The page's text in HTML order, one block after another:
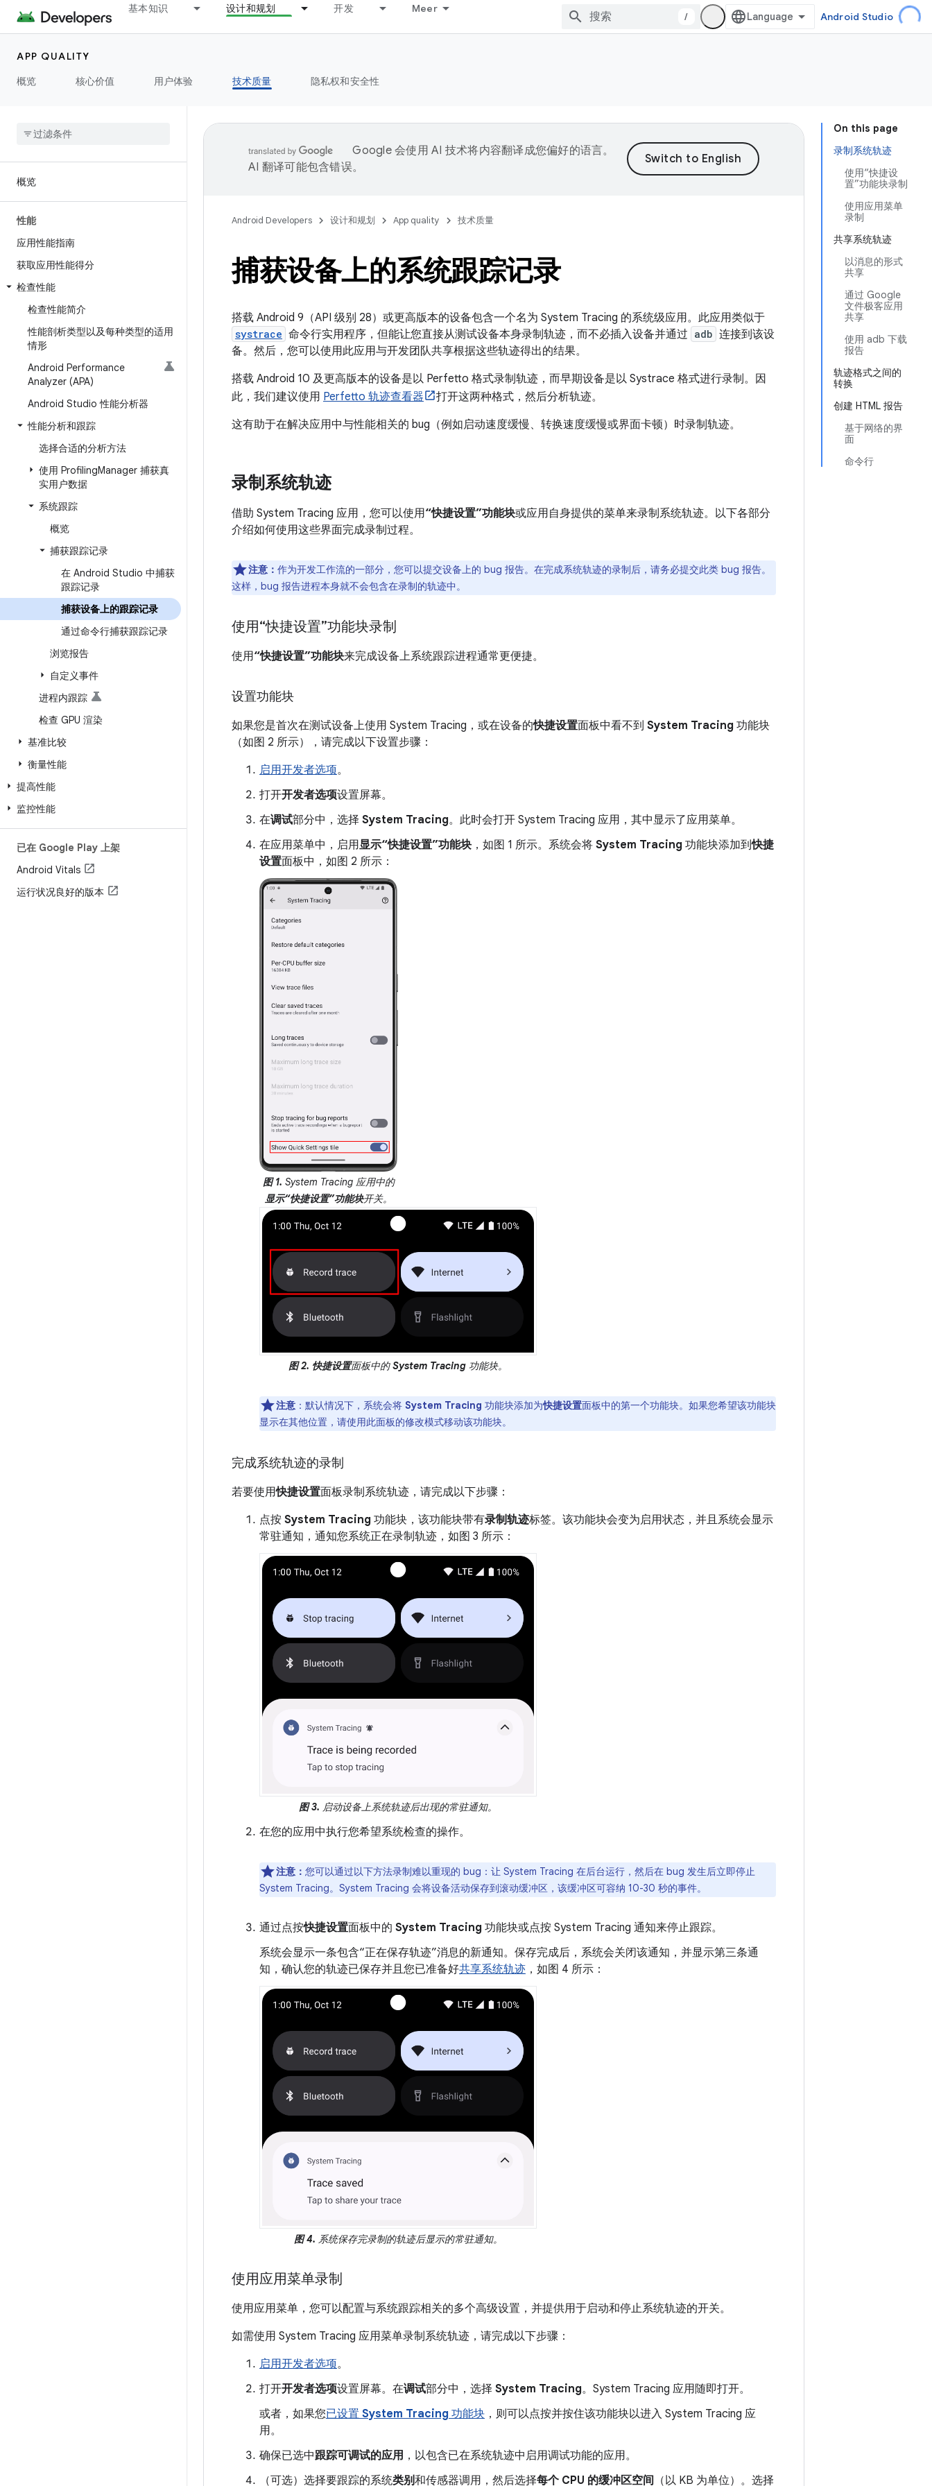
基本知识 设计和规划 开发 Meer
/ Android Studio
APP QUALITY
概览
核心价值 用户体验 技术质量 隐私权和安全性
概览
性能
应用性能指南
获取应用性能得分
检查性能
检查性能简介
性能剖析类型以及每种类型的适用
情形
Android Performance
Analyzer (APA)
Android Studio 性能分析器
性能分析和跟踪
选择合适的分析方法
使用 ProfilingManager 捕获真
实用户数据
系统跟踪
概览
捕获跟踪记录
在 Android Studio 中捕获
跟踪记录
捕获设备上的跟踪记录
通过命令行捕获跟踪记录
浏览报告
自定义事件
进程内跟踪
检查 GPU 渲染
基准比较
衡量性能
提高性能
监控性能
已在 Google Play 上架
Android Vitals
运行状况良好的版本
On this page
录制系统轨迹
使用“快捷设
置”功能块录制
使用应用菜单
录制
共享系统轨迹
以消息的形式
共享
通过 Google
文件极客应用
共享
使用 adb 下载
报告
轨迹格式之间的
转换
创建 HTML 报告
基于网络的界
面
命令行
Google 会使用 AI 技术将内容翻译成您偏好的语言。
AI 翻译可能包含错误。
Android Developers 设计和规划 App quality 技术质量
捕获设备上的系统跟踪记录
搭载 Android 9（API 级别 28）或更高版本的设备包含一个名为 System Tracing 的系统级应用。此应用类似于
systrace 命令行实用程序，但能让您直接从测试设备本身录制轨迹，而不必插入设备并通过 adb 连接到该设
备。然后，您可以使用此应用与开发团队共享根据这些轨迹得出的结果。
搭载 Android 10 及更高版本的设备是以 Perfetto 格式录制轨迹，而早期设备是以 Systrace 格式进行录制。因
此，我们建议使用 Perfetto 轨迹查看器
打开这两种格式，然后分析轨迹。
这有助于在解决应用中与性能相关的 bug（例如启动速度缓慢、转换速度缓慢或界面卡顿）时录制轨迹。
录制系统轨迹
借助 System Tracing 应用，您可以使用“快捷设置”功能块或应用自身提供的菜单来录制系统轨迹。以下各部分
介绍如何使用这些界面完成录制过程。
注意： 作为开发工作流的一部分，您可以提交设备上的 bug 报告。在完成系统轨迹的录制后，请务必提交此类 bug 报告。
这样，bug 报告进程本身就不会包含在录制的轨迹中。
使用“快捷设置”功能块录制
使用“快捷设置”功能块来完成设备上系统跟踪进程通常更便捷。
设置功能块
如果您是首次在测试设备上使用 System Tracing，或在设备的快捷设置面板中看不到 System Tracing 功能块
（如图 2 所示），请完成以下设置步骤：
启用开发者选项。
打开开发者选项设置屏幕。
在调试部分中，选择 System Tracing。此时会打开 System Tracing 应用，其中显示了应用菜单。
在应用菜单中，启用显示“快捷设置”功能块 ，如图 1 所示。系统会将 System Tracing 功能块添加到快捷
设置面板中，如图 2 所示：
图 1. System Tracing 应用中的
显示“快捷设置”功能块开关。
图 2. 快捷设置面板中的System Tracing 功能块。
注意 ：默认情况下，系统会将 System Tracing 功能块添加为快捷设置面板中的第一个功能块。如果您希望该功能块
显示在其他位置，请使用此面板的修改模式移动该功能块。
完成系统轨迹的录制
若要使用快捷设置面板录制系统轨迹，请完成以下步骤：
点按 System Tracing 功能块，该功能块带有录制轨迹标签。该功能块会变为启用状态，并且系统会显示
常驻通知，通知您系统正在录制轨迹，如图 3 所示：
图 3. 启动设备上系统轨迹后出现的常驻通知。
在您的应用中执行您希望系统检查的操作。
注意： 您可以通过以下方法录制难以重现的 bug：让 System Tracing 在后台运行，然后在 bug 发生后立即停止
System Tracing。System Tracing 会将设备活动保存到滚动缓冲区，该缓冲区可容纳 10-30 秒的事件。
通过点按快捷设置面板中的 System Tracing 功能块或点按 System Tracing 通知来停止跟踪。
系统会显示一条包含“正在保存轨迹”消息的新通知。保存完成后，系统会关闭该通知，并显示第三条通
知，确认您的轨迹已保存并且您已准备好共享系统轨迹 ，如图 4 所示：
图 4. 系统保存完录制的轨迹后显示的常驻通知。
使用应用菜单录制
使用应用菜单，您可以配置与系统跟踪相关的多个高级设置，并提供用于启动和停止系统轨迹的开关。
如需使用 System Tracing 应用菜单录制系统轨迹，请完成以下步骤：
启用开发者选项。
打开开发者选项设置屏幕。在调试部分中，选择 System Tracing。System Tracing 应用随即打开。
或者，如果您已设置 System Tracing 功能块 ，则可以点按并按住该功能块以进入 System Tracing 应
用。
确保已选中跟踪可调试的应用 ，以包含已在系统轨迹中启用调试功能的应用。
（可选）选择要跟踪的系统类别和传感器调用，然后选择每个 CPU 的缓冲区空间 （以 KB 为单位）。选择